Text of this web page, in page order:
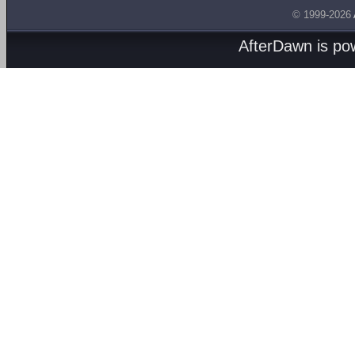
© 1999-2026
AfterDawn is